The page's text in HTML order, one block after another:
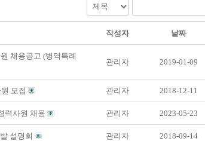
작성자 날짜
채용공고 (병역특례
관리자 2019-01-09
모집 관리자 2018-12-11
력사원 채용 관리자 2023-05-23
설명회 관리자 2018-09-14